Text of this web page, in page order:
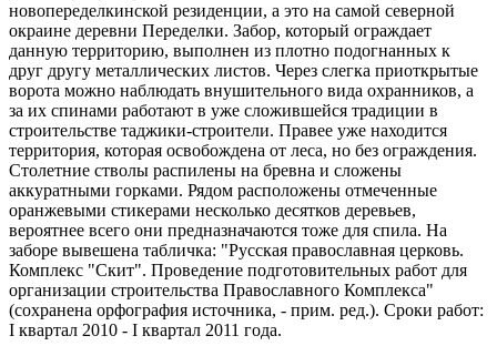
новопеределкинской резиденции, а это на самой северной
окраине деревни Переделки. Забор, который ограждает
данную территорию, выполнен из плотно подогнанных к
друг другу металлических листов. Через слегка приоткрытые
ворота можно наблюдать внушительного вида охранников, а
за их спинами работают в уже сложившейся традиции в
строительстве таджики-строители. Правее уже находится
территория, которая освобождена от леса, но без ограждения.
Столетние стволы распилены на бревна и сложены
аккуратными горками. Рядом расположены отмеченные
оранжевыми стикерами несколько десятков деревьев,
вероятнее всего они предназначаются тоже для спила. На
заборе вывешена табличка: "Русская православная церковь.
Комплекс "Скит". Проведение подготовительных работ для
организации строительства Православного Комплекса"
(сохранена орфография источника, - прим. ред.). Сроки работ:
I квартал 2010 - I квартал 2011 года.